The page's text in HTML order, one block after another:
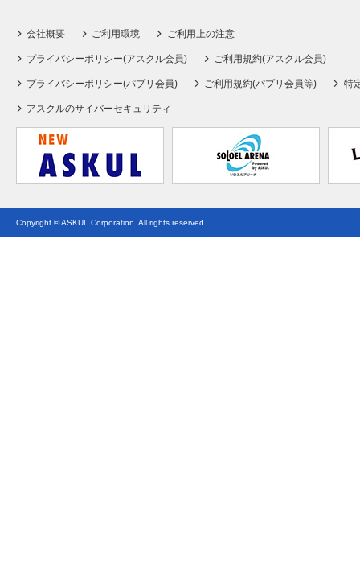
会社概要 ご利用環境 ご利用上の注意
プライバシーポリシー(アスクル会員) ご利用規約(アスクル会員)
プライバシーポリシー(パプリ会員) ご利用規約(パプリ会員等) 特
アスクルのサイバーセキュリティ
Copyright © ASKUL Corporation. All rights reserved.